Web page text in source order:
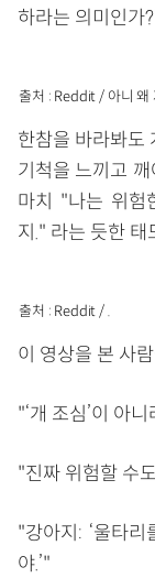
하라는 의미인가
출처 : Reddit / 아니 왜
한참을 바라봐도
기척을 느끼고
마치 "나는 위
지." 라는 듯한 태
출처 : Reddit / .
이 영상을 본 사
"‘개 조심’이 아
"진짜 위험할 수
"강아지: ‘울타
야.’"